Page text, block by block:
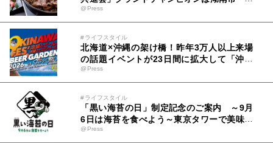
るさん牧場の牝牛！受賞を記念して、湖南市
の近江牛返礼品をご紹介
@Press
#ライフスタイル
北海道×沖縄の架け橋！昨年3万人以上来場
の話題イベントが23日間に拡大して「沖縄
フェスビアガーデン2026 in札幌」8/15(土)
開幕！～初日は先着100杯のオリオン生ビー
ル無料配布＆開幕式を実施～
@Press
#ライフスタイル
「黒い海苔の日」制定記念のご案内 ～9月
6日は海苔を食べよう～東京タワーで美味し
い上質な海苔体験をお届けします！
@Press